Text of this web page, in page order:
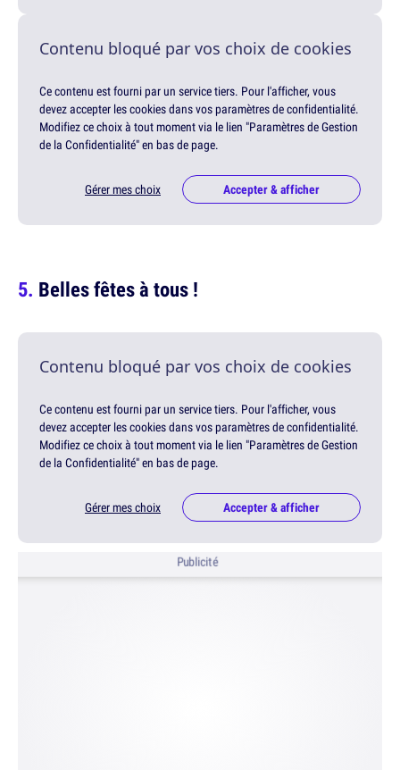
Contenu bloqué par vos choix de cookies
Ce contenu est fourni par un service tiers. Pour l'afficher, vous
devez accepter les cookies dans vos paramètres de confidentialité.
Modifiez ce choix à tout moment via le lien "Paramètres de Gestion
de la Confidentialité" en bas de page.
Gérer mes choix Accepter & afficher
Belles fêtes à tous !
Contenu bloqué par vos choix de cookies
Ce contenu est fourni par un service tiers. Pour l'afficher, vous
devez accepter les cookies dans vos paramètres de confidentialité.
Modifiez ce choix à tout moment via le lien "Paramètres de Gestion
de la Confidentialité" en bas de page.
Gérer mes choix Accepter & afficher
Publicité